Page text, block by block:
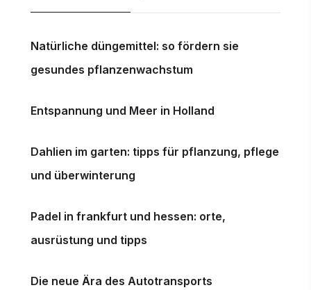
Natürliche düngemittel: so fördern sie
gesundes pflanzenwachstum
Entspannung und Meer in Holland
Dahlien im garten: tipps für pflanzung, pflege
und überwinterung
Padel in frankfurt und hessen: orte,
ausrüstung und tipps
Die neue Ära des Autotransports